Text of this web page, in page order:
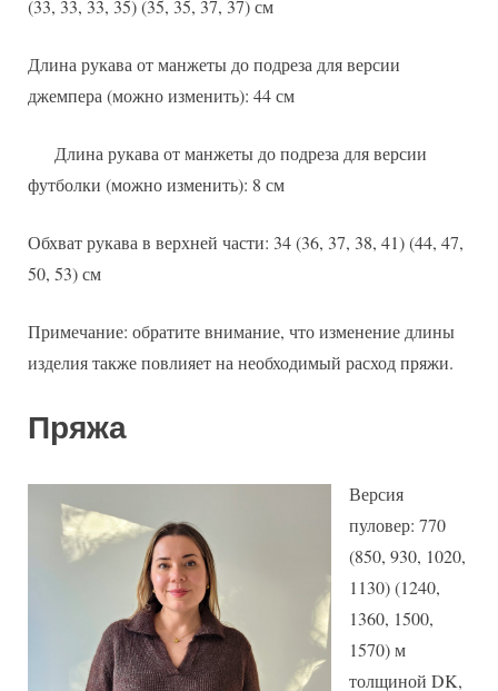
(33, 33, 33, 35) (35, 35, 37, 37) см
Длина рукава от манжеты до подреза для версии
джемпера (можно изменить): 44 см
Длина рукава от манжеты до подреза для версии
футболки (можно изменить): 8 см
Обхват рукава в верхней части: 34 (36, 37, 38, 41) (44, 47,
50, 53) см
Примечание: обратите внимание, что изменение длины
изделия также повлияет на необходимый расход пряжи.
Пряжа
Версия
пуловер: 770
(850, 930, 1020,
1130) (1240,
1360, 1500,
1570) м
толщиной DK,